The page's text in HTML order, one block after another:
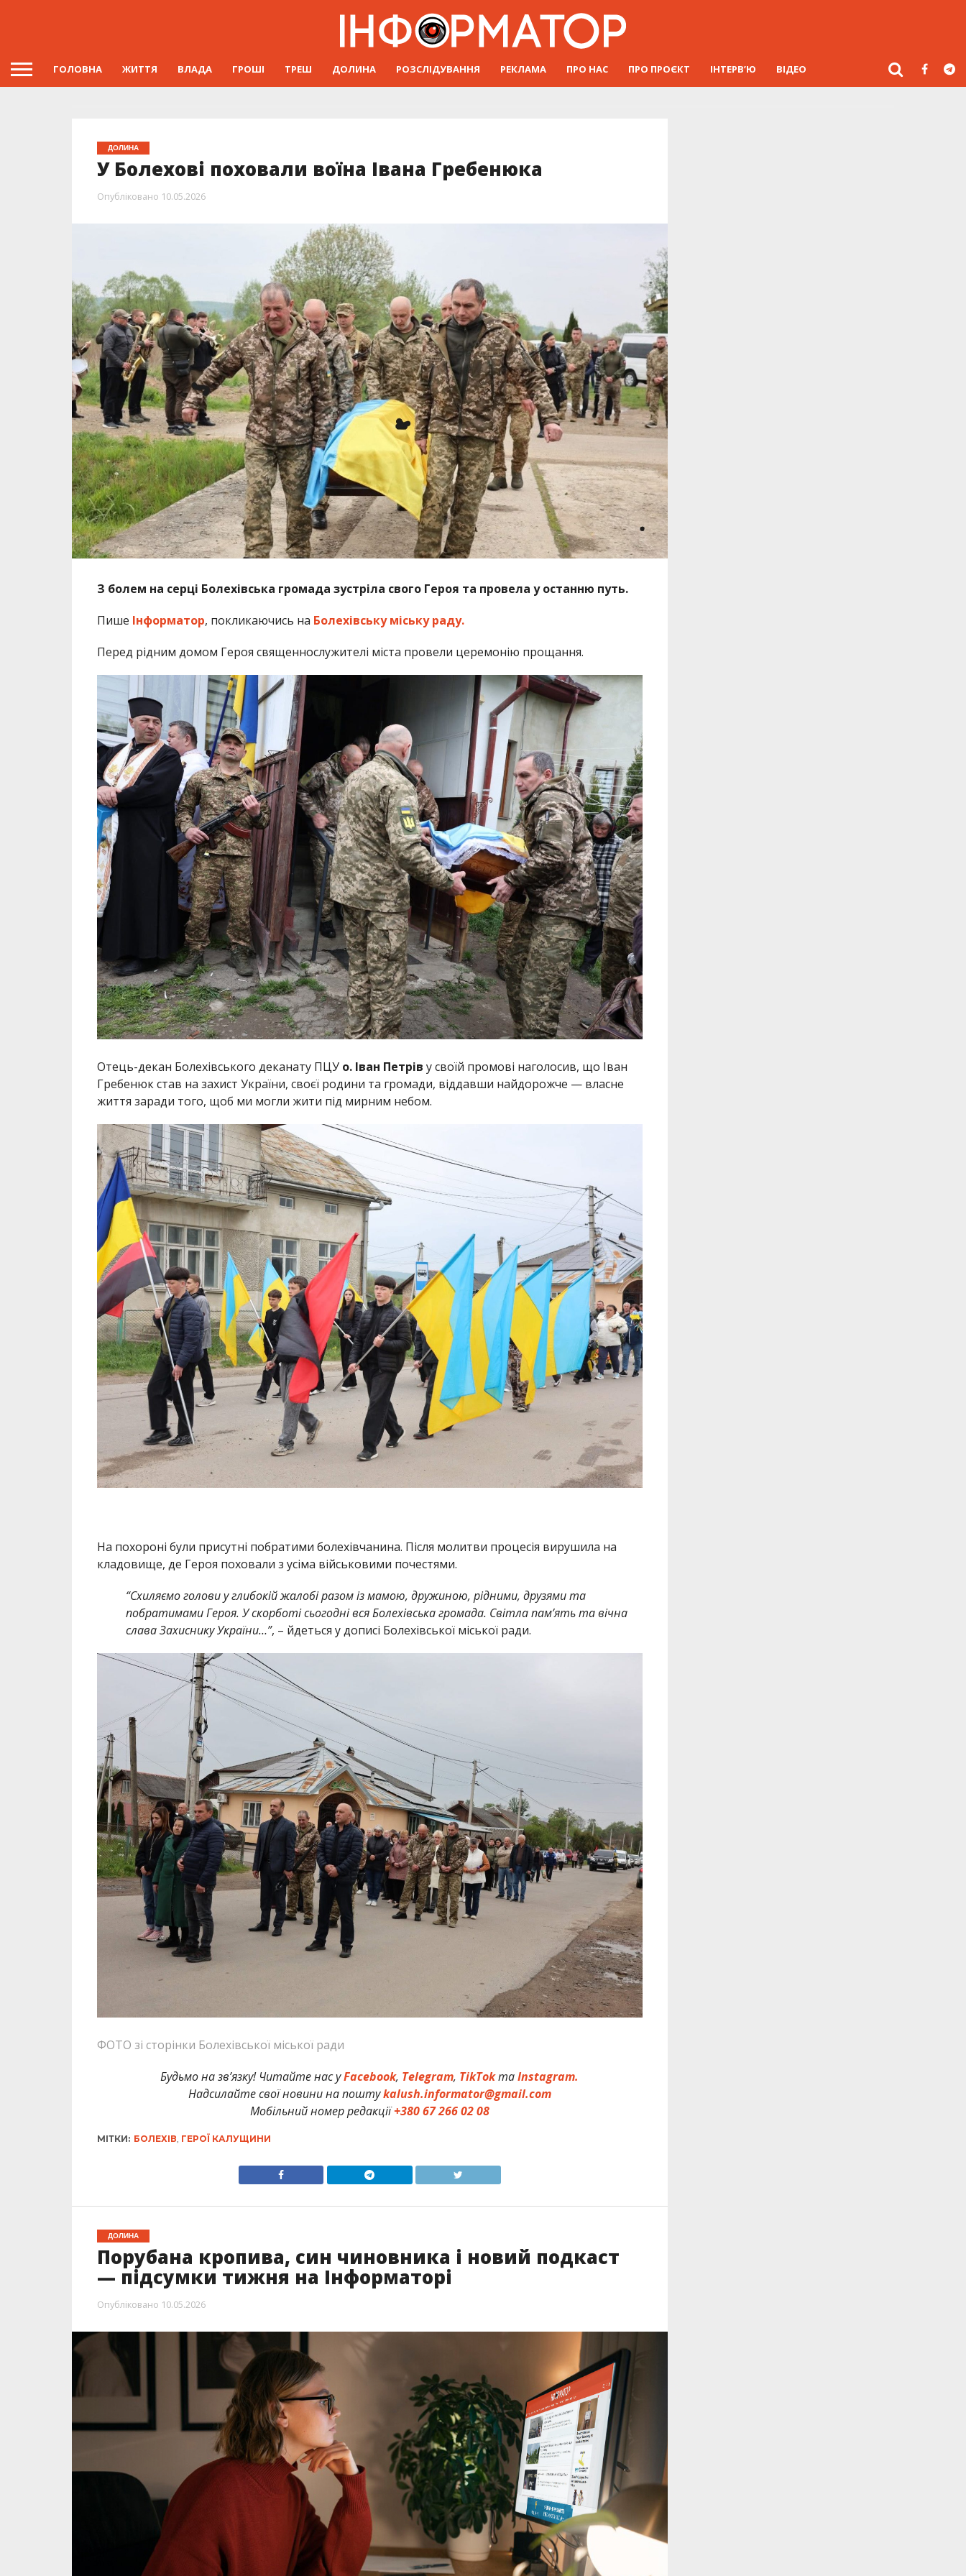
ГОЛОВНА ЖИТТЯ ВЛАДА ГРОШІ ТРЕШ ДОЛИНА РОЗСЛІДУВАННЯ РЕКЛАМА ПРО НАС ПРО ПРОЄКТ ІНТЕРВ’Ю ВІДЕО
ДОЛИНА
У Болехові поховали воїна Івана Гребенюка
Опубліковано 10.05.2026
З болем на серці Болехівська громада зустріла свого Героя та провела у останню путь.
Пише Інформатор, покликаючись на Болехівську міську раду.
Перед рідним домом Героя священнослужителі міста провели церемонію прощання.
Отець-декан Болехівського деканату ПЦУо. Іван Петрів у своїй промові наголосив, що Іван
Гребенюк став на захист України, своєї родини та громади, віддавши найдорожче — власне
життя заради того, щоб ми могли жити під мирним небом.
На похороні були присутні побратими болехівчанина. Після молитви процесія вирушила на
кладовище, де Героя поховали з усіма військовими почестями.
“Схиляємо голови у глибокій жалобі разом із мамою, дружиною, рідними, друзями та
побратимами Героя. У скорботі сьогодні вся Болехівська громада. Світла пам’ять та вічна
слава Захиснику України…”, – йдеться у дописі Болехівської міської ради.
ФОТО зі сторінки Болехівської міської ради
Будьмо на зв’язку! Читайте нас уFacebook, Telegram, TikTokтаInstagram.
Надсилайте свої новини на поштуkalush.informator@gmail.com
Мобільний номер редакції+380 67 266 02 08
МІТКИ: БОЛЕХІВ ГЕРОЇ КАЛУЩИНИ
ДОЛИНА
Порубана кропива, син чиновника і новий подкаст
— підсумки тижня на Інформаторі
Опубліковано 10.05.2026